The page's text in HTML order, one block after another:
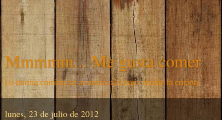
Mmmmm... Me gusta comer
La buena comida se anuncia a la nariz desde la cocina.
lunes, 23 de julio de 2012